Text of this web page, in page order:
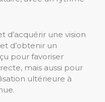
d’acquérir une vision
d’obtenir un
pour favoriser
mais aussi pour
ultérieure à